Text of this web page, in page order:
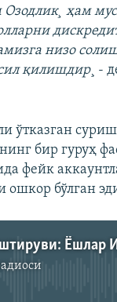
ҳам
низо
қилишдир¸ -
ўтказган
бир гуруҳ
фейк
ошкор бўлган
медиа-манба